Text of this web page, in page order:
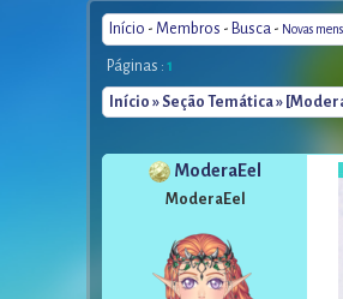
Início - Membros - Busca - Novas
Páginas : 1
Início » Seção Temática»
ModeraEel
ModeraEel